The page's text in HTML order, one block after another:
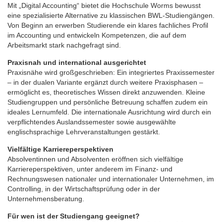
Mit „Digital Accounting“ bietet die Hochschule Worms bewusst
eine spezialisierte Alternative zu klassischen BWL-Studiengängen.
Von Beginn an erwerben Studierende ein klares fachliches Profil
im Accounting und entwickeln Kompetenzen, die auf dem
Arbeitsmarkt stark nachgefragt sind.
Praxisnah und international ausgerichtet
Praxisnähe wird großgeschrieben: Ein integriertes Praxissemester
– in der dualen Variante ergänzt durch weitere Praxisphasen –
ermöglicht es, theoretisches Wissen direkt anzuwenden. Kleine
Studiengruppen und persönliche Betreuung schaffen zudem ein
ideales Lernumfeld. Die internationale Ausrichtung wird durch ein
verpflichtendes Auslandssemester sowie ausgewählte
englischsprachige Lehrveranstaltungen gestärkt.
Vielfältige Karriereperspektiven
Absolventinnen und Absolventen eröffnen sich vielfältige
Karriereperspektiven, unter anderem im Finanz- und
Rechnungswesen nationaler und internationaler Unternehmen, im
Controlling, in der Wirtschaftsprüfung oder in der
Unternehmensberatung.
Für wen ist der Studiengang geeignet?